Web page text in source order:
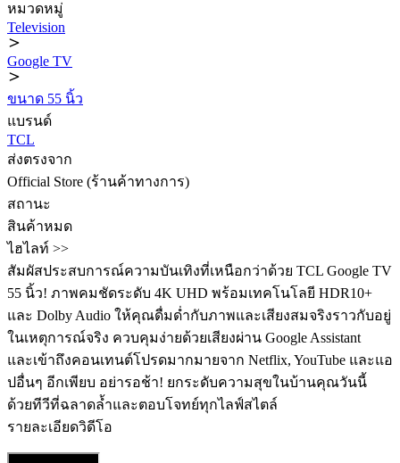
หมวดหมู่
Television
Google TV
ขนาด 55 นิ้ว
แบรนด์
TCL
ส่งตรงจาก
Official Store (ร้านค้าทางการ)
สถานะ
สินค้าหมด
ไฮไลท์ >>
สัมผัสประสบการณ์ความบันเทิงที่เหนือกว่าด้วย TCL Google TV
55 นิ้ว! ภาพคมชัดระดับ 4K UHD พร้อมเทคโนโลยี HDR10+
และ Dolby Audio ให้คุณดื่มด่ำกับภาพและเสียงสมจริงราวกับอยู่
ในเหตุการณ์จริง ควบคุมง่ายด้วยเสียงผ่าน Google Assistant ️
และเข้าถึงคอนเทนต์โปรดมากมายจาก Netflix, YouTube และแอ
ปอื่นๆ อีกเพียบ อย่ารอช้า! ยกระดับความสุขในบ้านคุณวันนี้
ด้วยทีวีที่ฉลาดล้ำและตอบโจทย์ทุกไลฟ์สไตล์
รายละเอียดวิดีโอ